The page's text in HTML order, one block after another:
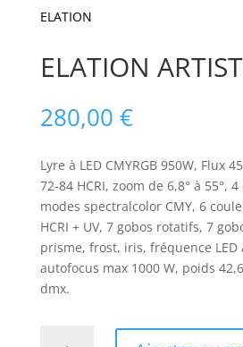
ELATION
ELATION
280,00 €
Lyre à LED CMYRGB 950W, Flux
72-84 HCRI, zoom de 6,8° à 55°,
modes spectralcolor CMY, 6
HCRI + UV, 7 gobos rotatifs, 7
prisme, frost, iris, fréquence LED
autofocus max 1000 W, poids
dmx.